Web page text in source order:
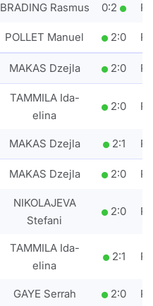
BRADING Rasmus 0:2
POLLET Manuel 2:0
MAKAS Dzejla 2:0
TAMMILA Ida-
elina
2:0
MAKAS Dzejla 2:1
MAKAS Dzejla 2:0
NIKOLAJEVA
Stefani
2:0
TAMMILA Ida-
elina
2:1
GAYE Serrah 2:0